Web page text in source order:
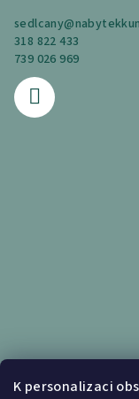
K personalizaci
sedlcany@
318 822 433
739 026 969
Informace pro